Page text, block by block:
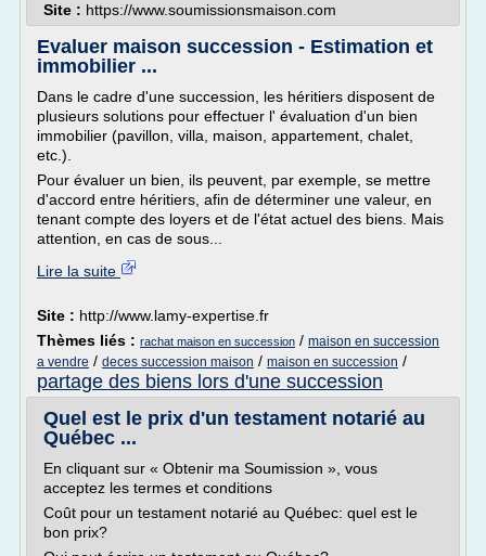
Site : https://www.soumissionsmaison.com
Evaluer maison succession - Estimation et
immobilier ...
Dans le cadre d'une succession, les héritiers disposent de
plusieurs solutions pour effectuer l' évaluation d'un bien
immobilier (pavillon, villa, maison, appartement, chalet,
etc.).
Pour évaluer un bien, ils peuvent, par exemple, se mettre
d'accord entre héritiers, afin de déterminer une valeur, en
tenant compte des loyers et de l'état actuel des biens. Mais
attention, en cas de sous...
Lire la suite
Site : http://www.lamy-expertise.fr
Thèmes liés : rachat maison en succession / maison en succession
a vendre / deces succession maison / maison en succession /
partage des biens lors d'une succession
Quel est le prix d'un testament notarié au
Québec ...
En cliquant sur « Obtenir ma Soumission », vous
acceptez les termes et conditions
Coût pour un testament notarié au Québec: quel est le
bon prix?